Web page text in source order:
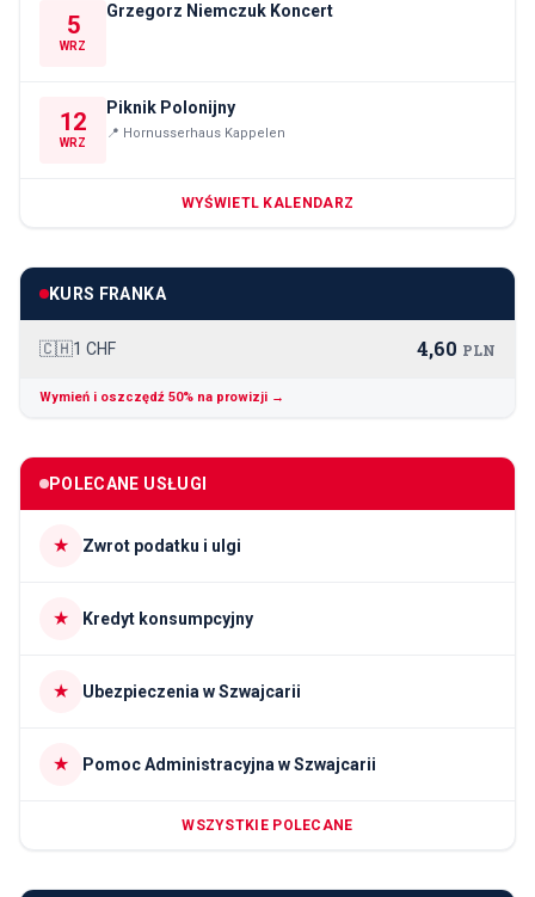
5
WRZ
Grzegorz Niemczuk Koncert
12
WRZ
Piknik Polonijny
📍 Hornusserhaus Kappelen
WYŚWIETL KALENDARZ
KURS FRANKA
🇨🇭1 CHF 4,60 PLN
Wymień i oszczędź 50% na prowizji →
POLECANE USŁUGI
★ Zwrot podatku i ulgi
★ Kredyt konsumpcyjny
★ Ubezpieczenia w Szwajcarii
★ Pomoc Administracyjna w Szwajcarii
WSZYSTKIE POLECANE